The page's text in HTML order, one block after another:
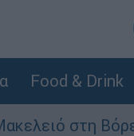
Food & Drink
Καρολίνα